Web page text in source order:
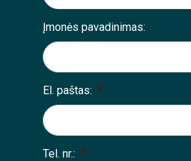
Įmonės pavadinimas:
El. paštas: *
Tel. nr.: *